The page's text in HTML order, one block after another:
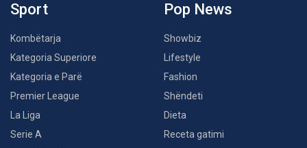
Sport
Kombëtarja
Kategoria Superiore
Kategoria e Parë
Premier League
La Liga
Serie A
Pop News
Showbiz
Lifestyle
Fashion
Shëndeti
Dieta
Receta gatimi